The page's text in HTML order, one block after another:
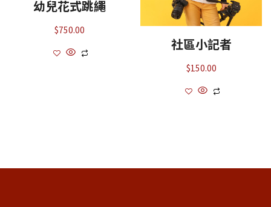
幼兒花式跳繩
$750.00
社區小記者
$150.00